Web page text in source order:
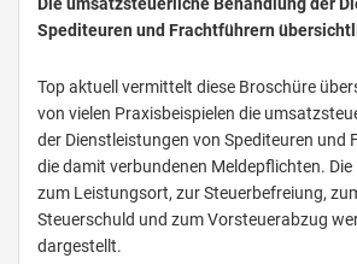
Spediteuren und Frachtführern
Top aktuell vermittelt diese Broschüre
von vielen Praxisbeispielen die
der Dienstleistungen von Spediteuren und
die damit verbundenen Meldepflichten.
zum Leistungsort, zur Steuerbefreiung,
Steuerschuld und zum Vorsteuerabzug
dargestellt.